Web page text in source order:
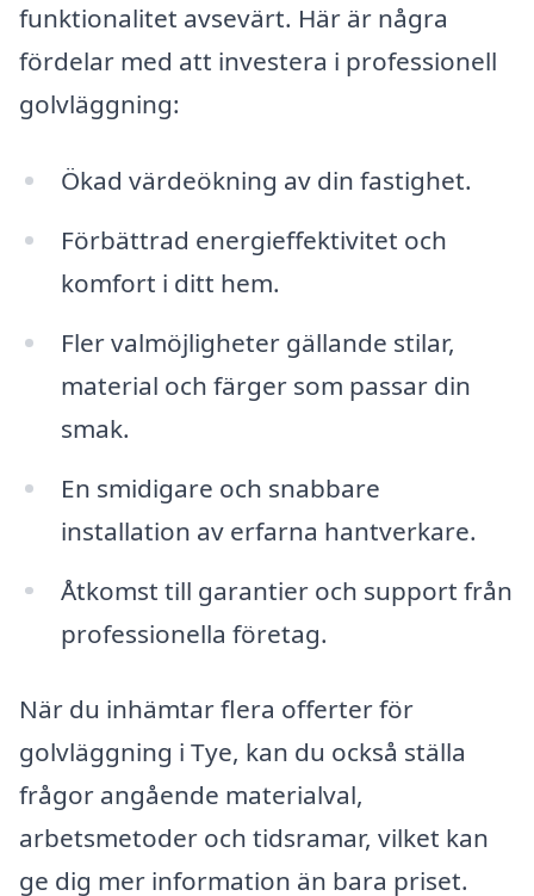
funktionalitet avsevärt. Här är några
fördelar med att investera i professionell
golvläggning:
Ökad värdeökning av din fastighet.
Förbättrad energieffektivitet och
komfort i ditt hem.
Fler valmöjligheter gällande stilar,
material och färger som passar din
smak.
En smidigare och snabbare
installation av erfarna hantverkare.
Åtkomst till garantier och support från
professionella företag.
När du inhämtar flera offerter för
golvläggning i Tye, kan du också ställa
frågor angående materialval,
arbetsmetoder och tidsramar, vilket kan
ge dig mer information än bara priset.